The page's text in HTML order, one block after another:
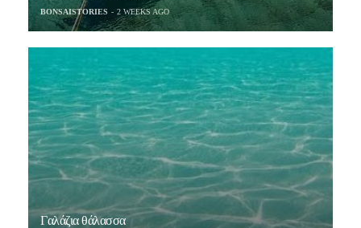
BONSAISTORIES 2 WEEKS AGO
Γαλάζια θάλασσα